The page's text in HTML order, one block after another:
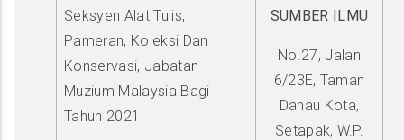
Seksyen Alat Tulis,
Pameran, Koleksi Dan
Konservasi, Jabatan
Muzium Malaysia Bagi
Tahun 2021
SUMBER ILMU
No.27, Jalan
6/23E, Taman
Danau Kota,
Setapak, W.P.